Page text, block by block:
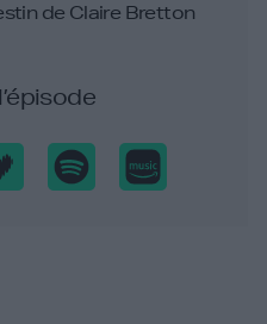
de Claire Bretton